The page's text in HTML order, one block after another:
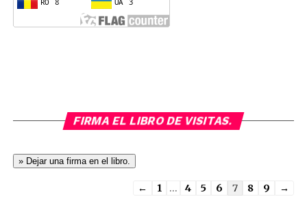
FIRMA EL LIBRO DE VISITAS.
Guestbook
← 1 ... 4 5 6 7 8 9
→